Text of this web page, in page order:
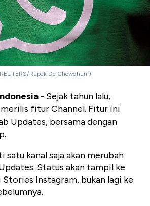
Rupak De Chowdhuri )
- Sejak tahun lalu,
fitur Channel. Fitur ini
Updates, bersama dengan
satu kanal saja akan merubah
Status akan tampil ke
Instagram, bukan lagi ke